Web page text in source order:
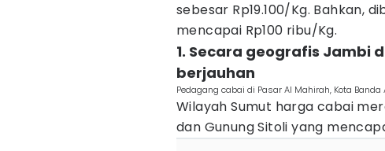
sebesar Rp19.100/Kg. Bahkan,
mencapai Rp100 ribu/Kg.
1. Secara geografis Jambi
berjauhan
Pedagang cabai di Pasar Al Mahirah, Kota
Wilayah Sumut harga cabai
dan Gunung Sitoli yang